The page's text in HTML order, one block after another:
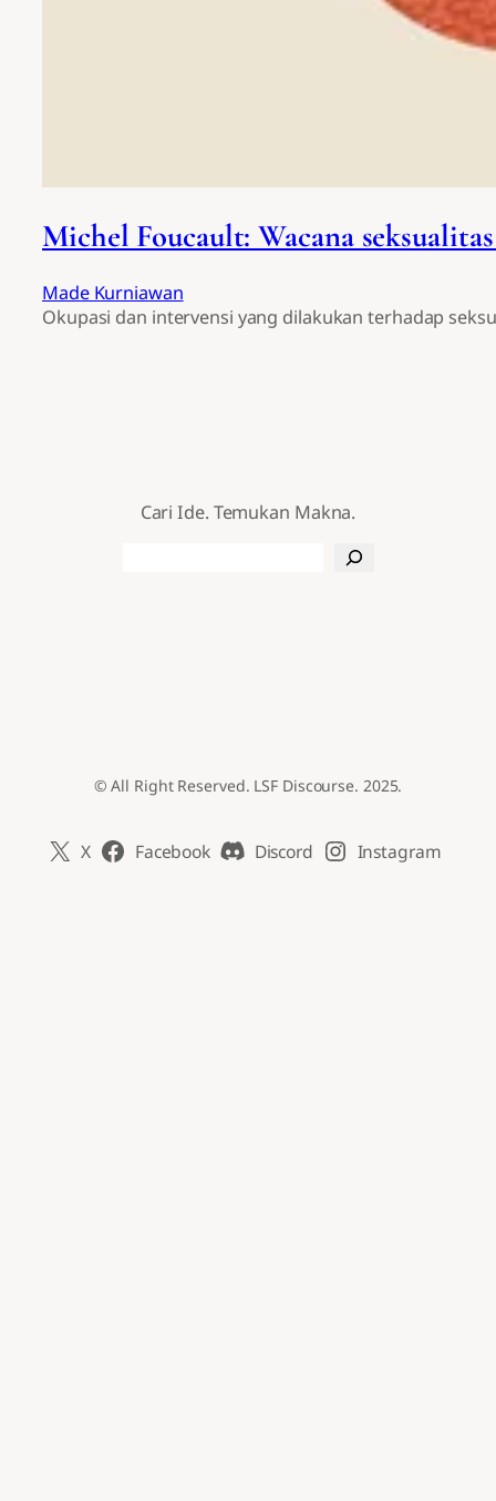
Michel Foucault: Wacana
Made Kurniawan
Okupasi dan intervensi yang dilakukan terhadap
Cari Ide. Temukan Makna.
© All Right Reserved. LSF Discourse. 2025.
X Facebook Discord Instagram